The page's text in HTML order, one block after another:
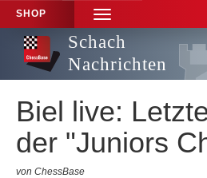
SHOP
TOGGLE
NAVIGATION
Schach
Nachrichten
Biel live:
der "Juniors
von ChessBase